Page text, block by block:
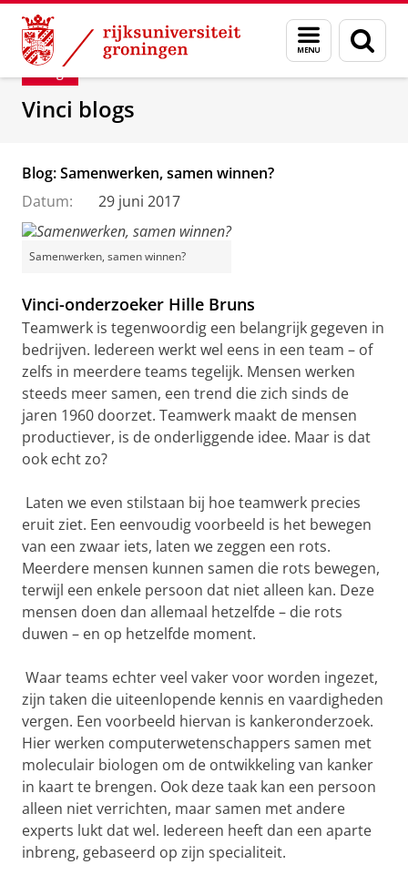
Skip
Content
Skip
Navigation
Menu
en
zoeken
Department of Innovation Management &
Blog
Vinci blogs
Blog: Samenwerken, samen winnen?
Datum:
29 juni 2017
Samenwerken, samen winnen?
Vinci-onderzoeker Hille Bruns
Teamwerk is tegenwoordig een belangrijk gegeven in
bedrijven. Iedereen werkt wel eens in een team – of
zelfs in meerdere teams tegelijk. Mensen werken
steeds meer samen, een trend die zich sinds de
jaren 1960 doorzet. Teamwerk maakt de mensen
productiever, is de onderliggende idee. Maar is dat
ook echt zo?
Laten we even stilstaan bij hoe teamwerk precies
eruit ziet. Een eenvoudig voorbeeld is het bewegen
van een zwaar iets, laten we zeggen een rots.
Meerdere mensen kunnen samen die rots bewegen,
terwijl een enkele persoon dat niet alleen kan. Deze
mensen doen dan allemaal hetzelfde – die rots
duwen – en op hetzelfde moment.
Waar teams echter veel vaker voor worden ingezet,
zijn taken die uiteenlopende kennis en vaardigheden
vergen. Een voorbeeld hiervan is kankeronderzoek.
Hier werken computerwetenschappers samen met
moleculair biologen om de ontwikkeling van kanker
in kaart te brengen. Ook deze taak kan een persoon
alleen niet verrichten, maar samen met andere
experts lukt dat wel. Iedereen heeft dan een aparte
inbreng, gebaseerd op zijn specialiteit.